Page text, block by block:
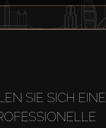
SIE SICH EINE